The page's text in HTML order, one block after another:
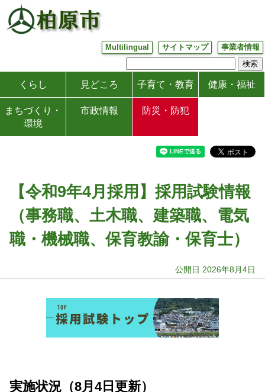
Multilingual サイトマップ 事業者情報
くらし 見どころ 子育て・教育 健康・福祉
まちづくり・
環境
市政情報 防災・防犯
【令和9年4月採用】採用試験情報
（事務職、土木職、建築職、電気
職・機械職、保育教諭・保育士）
公開日 2026年8月4日
実施状況（8月4日更新）